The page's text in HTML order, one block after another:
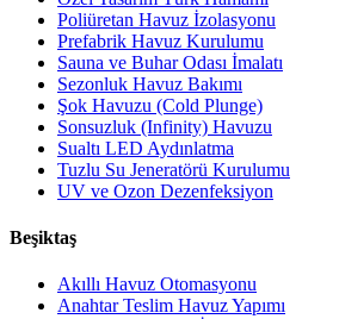
Poliüretan Havuz İzolasyonu
Prefabrik Havuz Kurulumu
Sauna ve Buhar Odası İmalatı
Sezonluk Havuz Bakımı
Şok Havuzu (Cold Plunge)
Sonsuzluk (Infinity) Havuzu
Sualtı LED Aydınlatma
Tuzlu Su Jeneratörü Kurulumu
UV ve Ozon Dezenfeksiyon
Beşiktaş
Akıllı Havuz Otomasyonu
Anahtar Teslim Havuz Yapımı